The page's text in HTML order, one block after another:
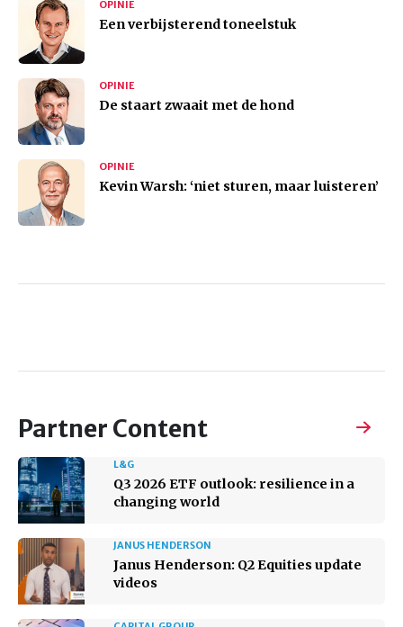
OPINIE
Een verbijsterend toneelstuk
OPINIE
De staart zwaait met de hond
OPINIE
Kevin Warsh: ‘niet sturen, maar luisteren’
Partner Content
L&G
Q3 2026 ETF outlook: resilience in a
changing world
JANUS HENDERSON
Janus Henderson: Q2 Equities update
videos